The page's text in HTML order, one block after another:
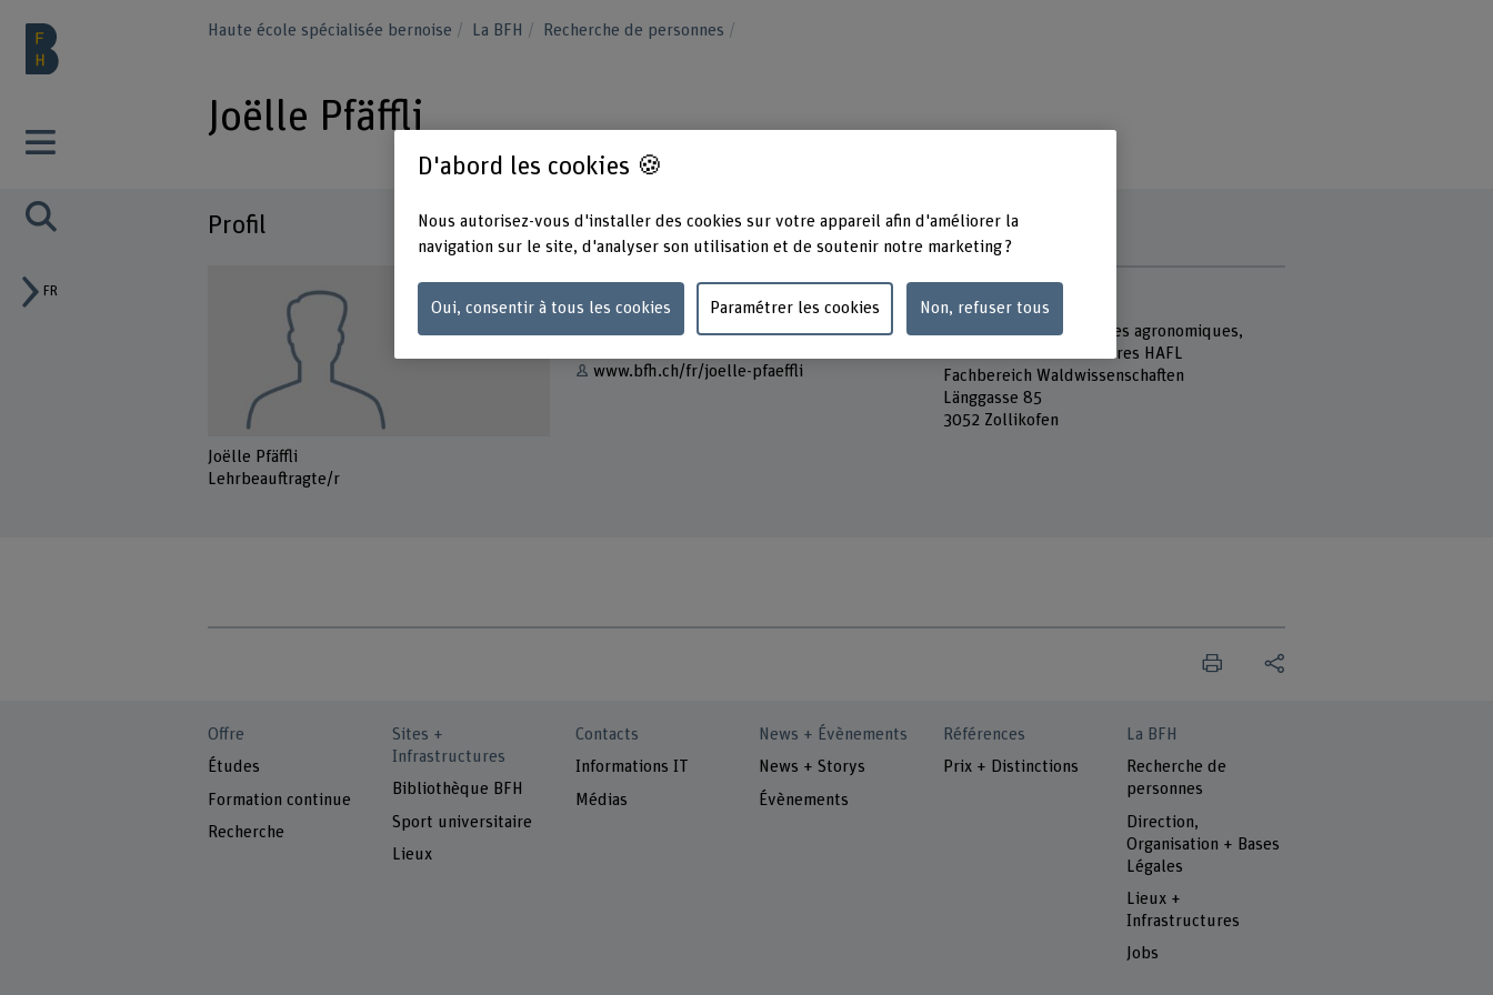
FR
Haute école spécialisée bernoise La BFH Recherche de personnes
Joëlle Pfäffli
Profil
Joëlle Pfäffli
Lehrbeauftragte/r
Contact
www.bfh.ch/fr/joelle-pfaeffli
Adresse
Berner Fachhochschule
Haute école des sciences agronomiques,
forestières et alimentaires HAFL
Fachbereich Waldwissenschaften
Länggasse 85
3052 Zollikofen
Offre
Études
Formation continue
Recherche
Sites +
Infrastructures
Bibliothèque BFH
Sport universitaire
Lieux
Contacts
Informations IT
Médias
News + Évènements
News + Storys
Évènements
Références
Prix + Distinctions
La BFH
Recherche de
personnes
Direction,
Organisation + Bases
Légales
Lieux +
Infrastructures
Jobs
D'abord les cookies 🍪
Nous autorisez-vous d'installer des cookies sur votre appareil afin d'améliorer la
navigation sur le site, d'analyser son utilisation et de soutenir notre marketing ?
Oui, consentir à tous les cookies Paramétrer les cookies Non, refuser tous